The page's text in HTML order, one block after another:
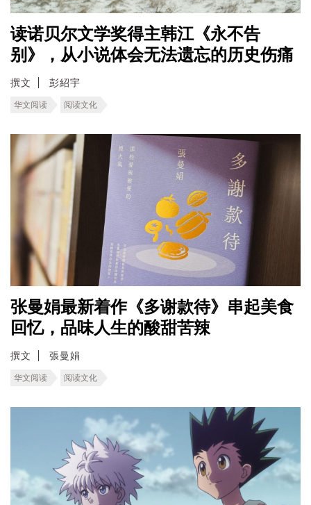
读诺贝尔文学奖得主韩江《永不告
别》，从小说体会无法遗忘的历史伤痛
撰文 彭紹宇
华文阅读 阅读文化
张曼娟最新着作《多谢款待》串起美食
回忆，品味人生的酸甜苦辣
撰文 張曼娟
华文阅读 阅读文化